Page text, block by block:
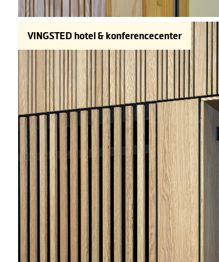
VINGSTED hotel & konferencecenter